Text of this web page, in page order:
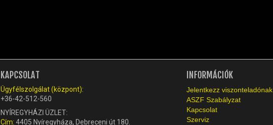
KAPCSOLAT
Ügyfélszolgálat (központ):
+36-42-512-560
NYÍREGYHÁZI ÜZLET:
Cím: 4405 Nyíregyháza, Debreceni út 180.
INFORMÁCIÓK
Jelentkezz viszonteladónak
ASZF Szabályzat
Kapcsolat
Szerviz